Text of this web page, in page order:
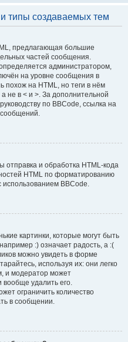
типы создаваемых тем
предлагающая большие
частей сообщения.
администратором,
на уровне сообщения в
похож на HTML, но теги в нём
не в < и >. За дополнительной
по BBCode, ссылка на
и обработка HTML-кода
HTML по форматированию
BBCode.
картинки, которые могут быть
:) означает радость, а :(
можно увидеть в форме
используя их: они легко
и модератор может
удалить его.
ограничить количество
в сообщении.